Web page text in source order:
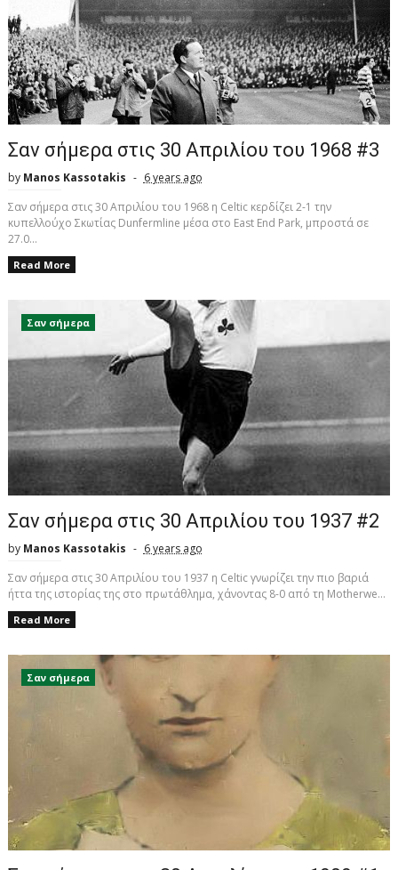
Σαν σήμερα στις 30 Απριλίου του 1968 #3
by Manos Kassotakis
6 years ago
Σαν σήμερα στις 30 Απριλίου του 1968 η Celtic κερδίζει 2-1 την
κυπελλούχο Σκωτίας Dunfermline μέσα στο East End Park, μπροστά σε
27.0...
Read More
Σαν σήμερα
Σαν σήμερα στις 30 Απριλίου του 1937 #2
by Manos Kassotakis
6 years ago
Σαν σήμερα στις 30 Απριλίου του 1937 η Celtic γνωρίζει την πιο βαριά
ήττα της ιστορίας της στο πρωτάθλημα, χάνοντας 8-0 από τη Motherwe...
Read More
Σαν σήμερα